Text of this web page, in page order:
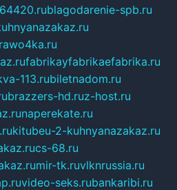
blagodarenie-spb.ru
fabrikayfabrikaefabrika.ru
113.rubiletnadom.ru
brazzers-hd.ruz-host.ru
naperekate.ru
kitubeu-2-kuhnyanazakaz.ru
cs-68.ru
mir-tk.ruvlknrussia.ru
video-seks.rubankaribi.ru